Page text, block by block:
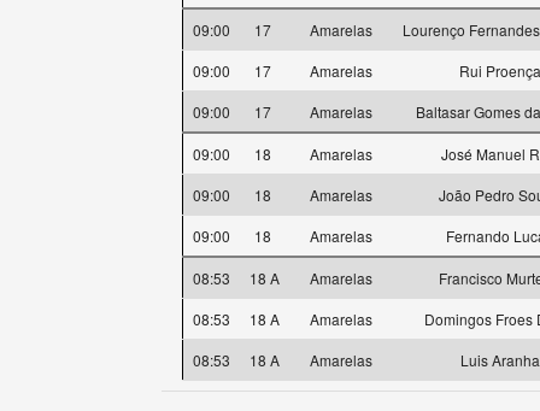
09:00 17 Amarelas
Lourenço
09:00
17 Amarelas
Rui Proença
09:00
17 Amarelas Baltasar Gomes
09:00 18 Amarelas
José Manuel
09:00
18 Amarelas
João Pedro
09:00
18 Amarelas Fernando
08:53 18 A Amarelas
Francisco
08:53
18 A Amarelas
Domingos Froes
08:53
18 A Amarelas Luis Aranha